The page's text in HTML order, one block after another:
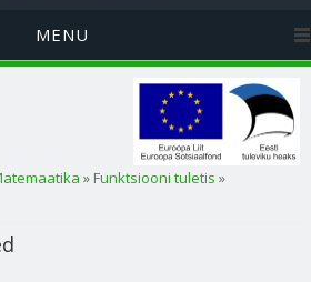
MENU
»Funktsiooni tuletis »